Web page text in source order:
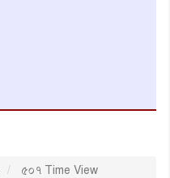
৫০৭ Time View